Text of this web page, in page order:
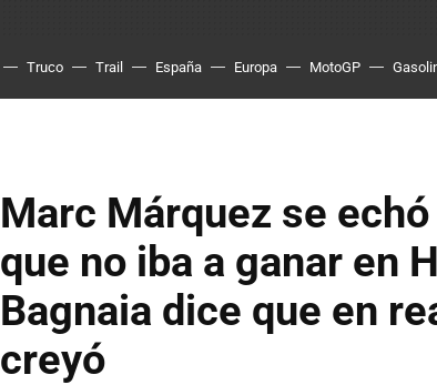
Truco Trail España Europa MotoGP
Marc Márquez se
que no iba a ganar en
Bagnaia dice que en
creyó